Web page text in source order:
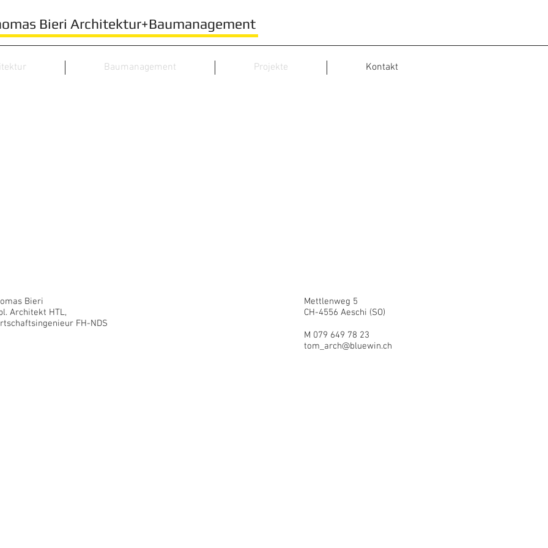
Bieri Architektur+Baumanagement
Baumanagement Projekte Kontakt
Bieri
Architekt HTL,
FH-NDS
Mettlenweg 5
CH-4556 Aeschi (SO)
M 079 649 78 23
tom_arch@bluewin.ch